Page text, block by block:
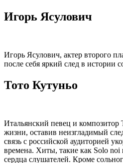
Игорь Ясулович
Игорь Ясулович, актер второго
после себя яркий след в истории
Тото Кутуньо
Итальянский певец и композитор
жизни, оставив неизгладимый
связь с российской аудиторией
времена. Хиты, такие как Solo noi
сердца слушателей. Кроме